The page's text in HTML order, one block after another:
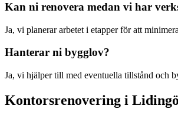
Kan ni renovera medan vi har
Ja, vi planerar arbetet i etapper för att
Hanterar ni bygglov?
Ja, vi hjälper till med eventuella tillstånd och
Kontorsrenovering i Lidingö